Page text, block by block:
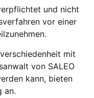
und nicht
vor einer
mit
von SALEO
kann, bieten
an.